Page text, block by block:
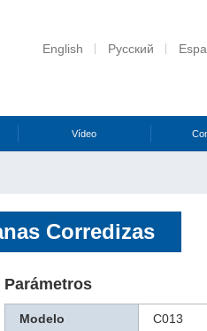
English Русский
Vídeo
Corredizas
Parámetros
Modelo C013